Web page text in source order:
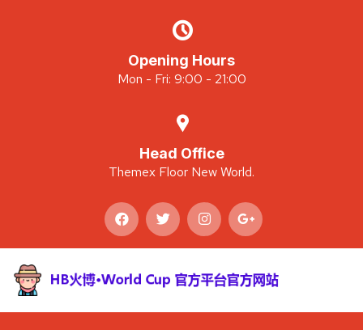
Opening Hours
Mon - Fri: 9:00 - 21:00
Head Office
Themex Floor New World.